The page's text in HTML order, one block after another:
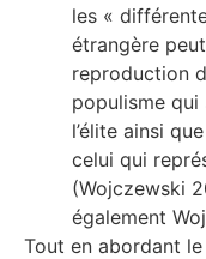
les «
étrangère
reproduction
populisme
l’élite ainsi
celui qui
(Wojczewski
également
Tout en abordant